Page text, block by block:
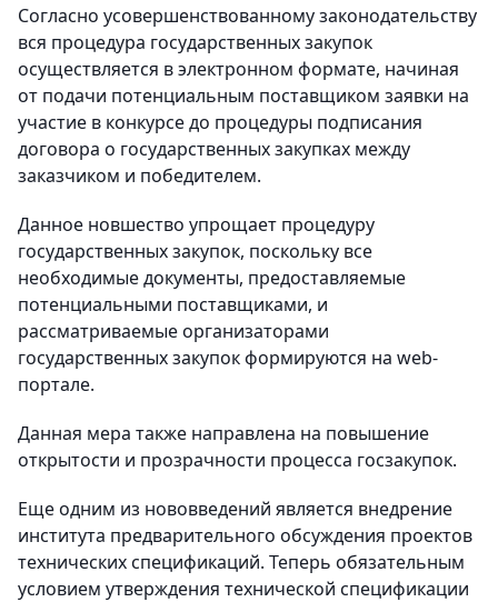
Согласно усовершенствованному законодательству
вся процедура государственных закупок
осуществляется в электронном формате, начиная
от подачи потенциальным поставщиком заявки на
участие в конкурсе до процедуры подписания
договора о государственных закупках между
заказчиком и победителем.
Данное новшество упрощает процедуру
государственных закупок, поскольку все
необходимые документы, предоставляемые
потенциальными поставщиками, и
рассматриваемые организаторами
государственных закупок формируются на web-
портале.
Данная мера также направлена на повышение
открытости и прозрачности процесса госзакупок.
Еще одним из нововведений является внедрение
института предварительного обсуждения проектов
технических спецификаций. Теперь обязательным
условием утверждения технической спецификации